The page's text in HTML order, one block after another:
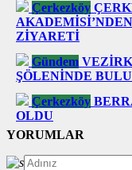
Çerkezköy
ZİYARETİ
Gündem
ŞÖLENİNDE
Çerkezköy
OLDU
YORUMLAR